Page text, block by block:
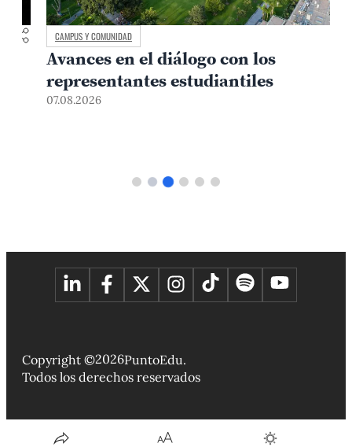
CAMPUS Y COMUNIDAD
Avances en el diálogo con los
representantes estudiantiles
07.08.2026
Copyright ©2026PuntoEdu.
Todos los derechos reservados